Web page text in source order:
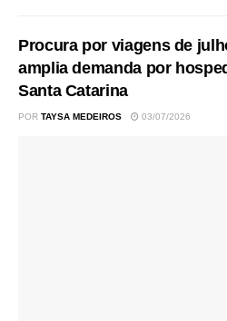
Procura por viagens de
amplia demanda por
Santa Catarina
POR TAYSA MEDEIROS 03/07/2026